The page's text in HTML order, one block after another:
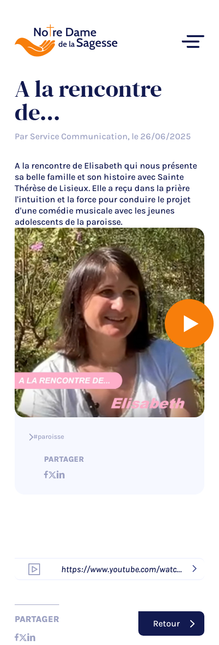
A la rencontre
de...
Par Service Communication, le 26/06/2025
A la rencontre de Elisabeth qui nous présente
sa belle famille et son histoire avec Sainte
Thérèse de Lisieux. Elle a reçu dans la prière
l'intuition et la force pour conduire le projet
d'une comédie musicale avec les jeunes
adolescents de la paroisse.
#paroisse
PARTAGER
https://www.youtube.com/watch?
v=esN_lhAwVug
PARTAGER Retour